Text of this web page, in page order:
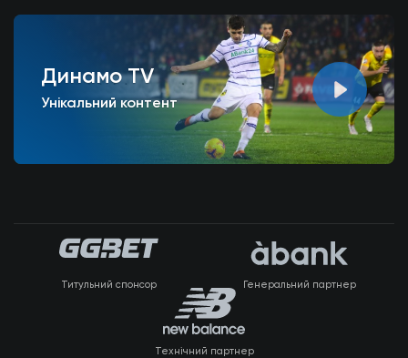
Динамо TV
Унікальний контент
Титульний спонсор Генеральний партнер
Технічний партнер